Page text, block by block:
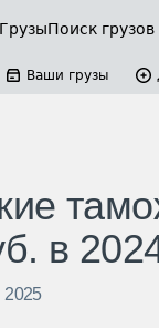
ГрузыПоиск грузов
Ваши грузы
в
2025